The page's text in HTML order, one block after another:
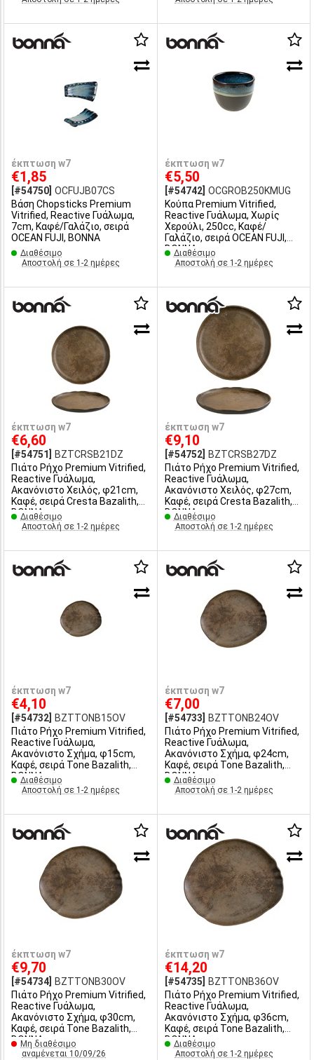
έκπτωση w7
€1,85
[#54750] OCFUJB07CS
Βάση Chopsticks Premium
Vitrified, Reactive Γυάλωμα,
7cm, Καφέ/Γαλάζιο, σειρά
OCEAN FUJI, ΒΟΝΝΑ
Διαθέσιμο
Αποστολή σε 1-2 ημέρες
έκπτωση w7
€5,50
[#54742] OCGROB250KMUG
Κούπα Premium Vitrified,
Reactive Γυάλωμα, Χωρίς
Χερούλι, 250cc, Καφέ/
Γαλάζιο, σειρά OCEAN FUJI,
ΒΟΝΝΑ
Διαθέσιμο
Αποστολή σε 1-2 ημέρες
έκπτωση w7
€6,60
[#54751]
BZTCRSB21DZ
Πιάτο Ρήχο Premium Vitrified,
Reactive Γυάλωμα,
Ακανόνιστο Χειλός, φ21cm,
Καφέ, σειρά Cresta Bazalith,
BONNA
Διαθέσιμο
Αποστολή σε 1-2 ημέρες
έκπτωση w7
€9,10
[#54752]
BZTCRSB27DZ
Πιάτο Ρήχο Premium Vitrified,
Reactive Γυάλωμα,
Ακανόνιστο Χειλός, φ27cm,
Καφέ, σειρά Cresta Bazalith,
BONNA
Διαθέσιμο
Αποστολή σε 1-2 ημέρες
έκπτωση w7
€4,10
[#54732]
BZTTONB15OV
Πιάτο Ρήχο Premium Vitrified,
Reactive Γυάλωμα,
Ακανόνιστο Σχήμα, φ15cm,
Καφέ, σειρά Tone Bazalith,
BONNA
Διαθέσιμο
Αποστολή σε 1-2 ημέρες
έκπτωση w7
€7,00
[#54733]
BZTTONB24OV
Πιάτο Ρήχο Premium Vitrified,
Reactive Γυάλωμα,
Ακανόνιστο Σχήμα, φ24cm,
Καφέ, σειρά Tone Bazalith,
BONNA
Διαθέσιμο
Αποστολή σε 1-2 ημέρες
έκπτωση w7
€9,70
[#54734]
BZTTONB30OV
Πιάτο Ρήχο Premium Vitrified,
Reactive Γυάλωμα,
Ακανόνιστο Σχήμα, φ30cm,
Καφέ, σειρά Tone Bazalith,
BONNA
Μη διαθέσιμο
αναμένεται 10/09/26
έκπτωση w7
€14,20
[#54735]
BZTTONB36OV
Πιάτο Ρήχο Premium Vitrified,
Reactive Γυάλωμα,
Ακανόνιστο Σχήμα, φ36cm,
Καφέ, σειρά Tone Bazalith,
BONNA
Διαθέσιμο
Αποστολή σε 1-2 ημέρες